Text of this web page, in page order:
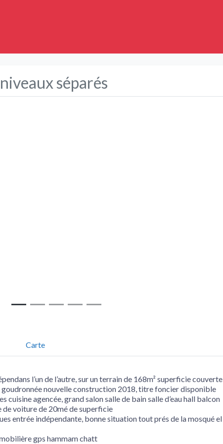
séparés
Carte
l’un de l’autre, sur un terrain de 168m² superficie couverte
goudronnée nouvelle construction 2018, titre foncier disponible
cuisine agencée, grand salon salle de bain salle d’eau hall balcon
voiture de 20mé de superficie
entrée indépendante, bonne situation tout prés de la mosqué el
gps hammam chatt